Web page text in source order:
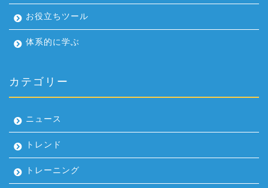
お役立ちツール
体系的に学ぶ
カテゴリー
ニュース
トレンド
トレーニング